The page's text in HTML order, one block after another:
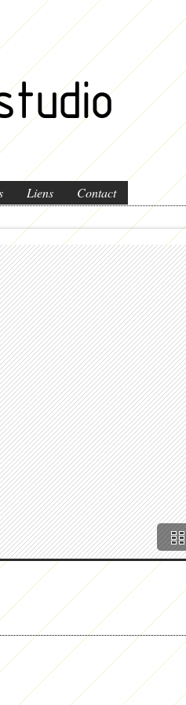
Liens Contact